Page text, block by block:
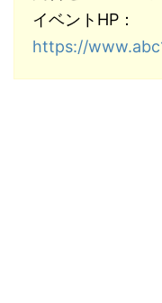
イベントHP：
https://